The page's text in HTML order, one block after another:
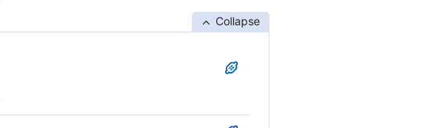
Collapse